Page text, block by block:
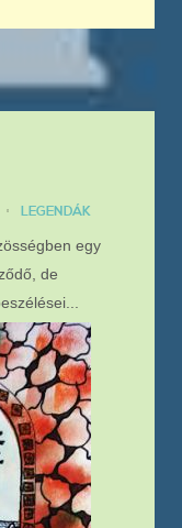
LEGENDÁK
egy
de